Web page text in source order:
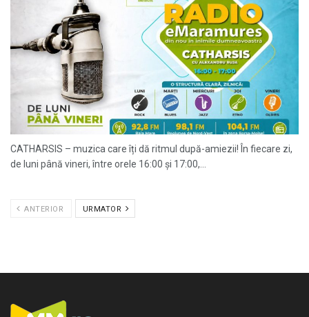
CATHARSIS – muzica care îți dă ritmul după-amiezii! În fiecare zi,
de luni până vineri, între orele 16:00 și 17:00,...
ANTERIOR URMATOR